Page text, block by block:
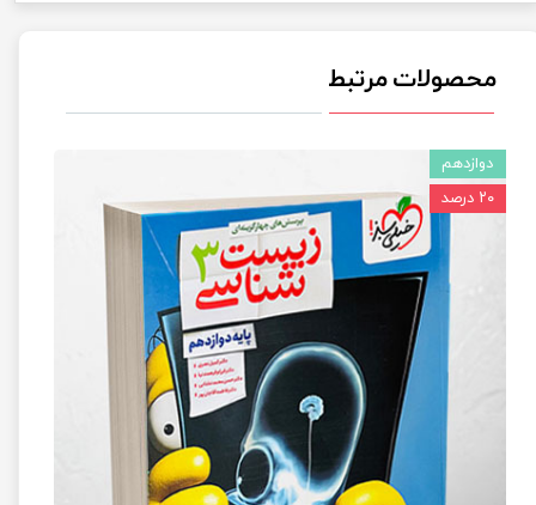
محصولات مرتبط
دوازدهم
۲۰ درصد